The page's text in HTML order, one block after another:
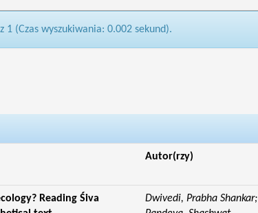
1 (Czas wyszukiwania: 0.002 sekund).
Autor(rzy)
Reading Śiva
Dwivedi, Prabha Shankar;